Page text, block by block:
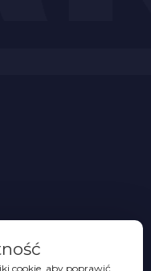
cookie, aby poprawić